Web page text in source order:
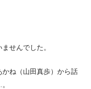
せんでした。
ね（山田真歩）から話